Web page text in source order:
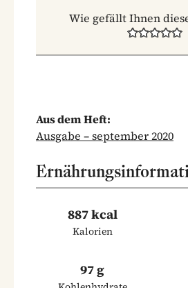
Wie gefällt Ihnen
Aus dem Heft:
Ausgabe – september 2020
887 kcal
Kalorien
97 g